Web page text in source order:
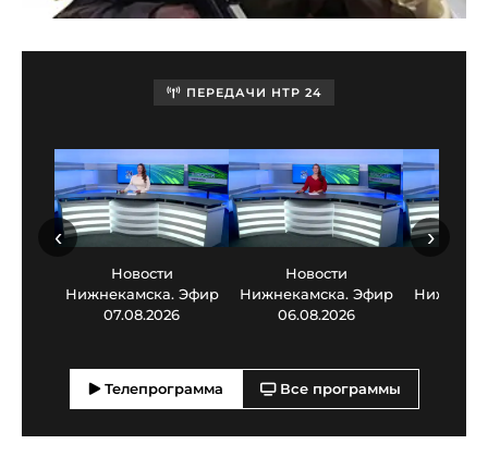
ПЕРЕДАЧИ НТР 24
Новости
Нижнекамска. Эфир
07.08.2026
Новости
Нижнекамска. Эфир
06.08.2026
‹ ›
Телепрограмма Все программы